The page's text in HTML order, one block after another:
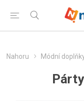
Nahoru Módní